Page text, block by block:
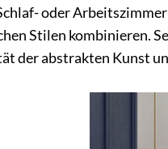
oder
Stilen kombinieren.
der abstrakten Kunst